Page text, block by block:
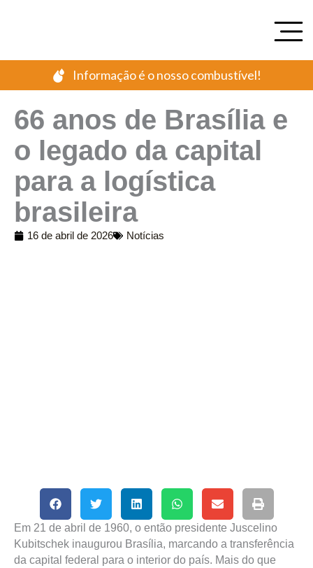
Informação é o nosso combustível!
66 anos de Brasília e
o legado da capital
para a logística
brasileira
16 de abril de 2026 Notícias
Em 21 de abril de 1960, o então presidente Juscelino
Kubitschek inaugurou Brasília, marcando a transferência
da capital federal para o interior do país. Mais do que